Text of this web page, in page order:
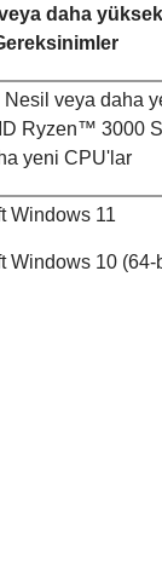
daha
Nesil veya daha
Ryzen™ 3000
yeni CPU'lar
Windows 11
Windows 10